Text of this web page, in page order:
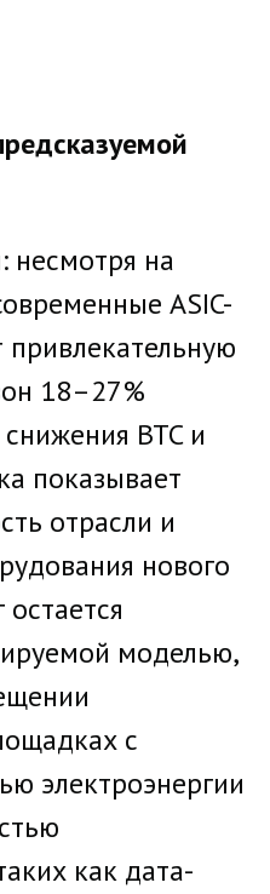
несмотря на
ASIC-
18–27%
BTC и
показывает
отрасли и
нового
моделью,
с
электроэнергии
как дата-